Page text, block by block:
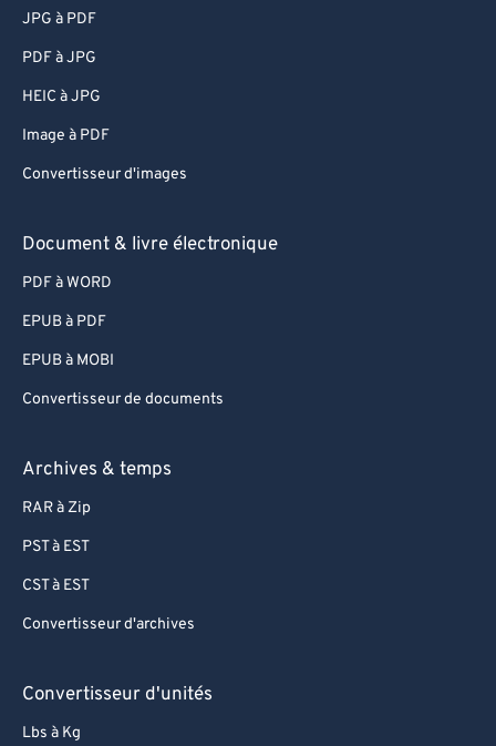
JPG à PDF
PDF à JPG
HEIC à JPG
Image à PDF
Convertisseur d'images
Document & livre électronique
PDF à WORD
EPUB à PDF
EPUB à MOBI
Convertisseur de documents
Archives & temps
RAR à Zip
PST à EST
CST à EST
Convertisseur d'archives
Convertisseur d'unités
Lbs à Kg